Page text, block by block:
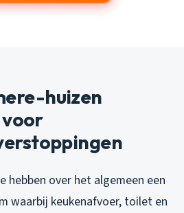
huizen
hebben over het algemeen een
waarbij keukenafvoer, toilet en